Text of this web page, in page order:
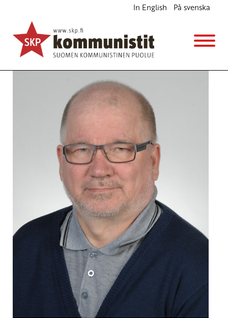
In English På svenska
Kemiallinen sitominen on säädeltävä laissa
Blogi
11.3.2015 - 9:41